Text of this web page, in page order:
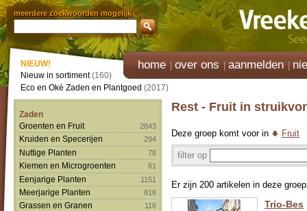
meerdere zoekwoorden mogelijk
home over ons aanmelden
NIEUW!
Nieuw in sortiment(160)
Eco en Oké Zaden en Plantgoed (2017)
Zaden
Groenten en Fruit
2843
Kruiden en Specerijen 294
Nuttige Planten 78
Kiemen en Microgroenten 61
Eenjarige Planten 1151
Meerjarige Planten 816
Grassen en Granen 116
Rest - Fruit in
Deze groep komt voor in Fruit
filter op
Er zijn 200 artikelen in deze
Trio-Bes